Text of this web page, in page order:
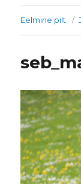
Eelmine pilt